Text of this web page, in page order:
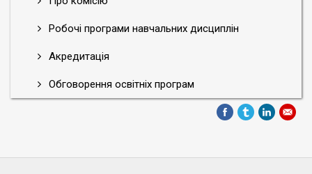
Робочі програми навчальних дисциплін
Акредитація
Обговорення освітніх програм